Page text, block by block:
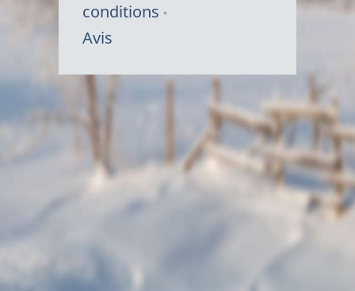
conditions
Avis
Symbole
Canada